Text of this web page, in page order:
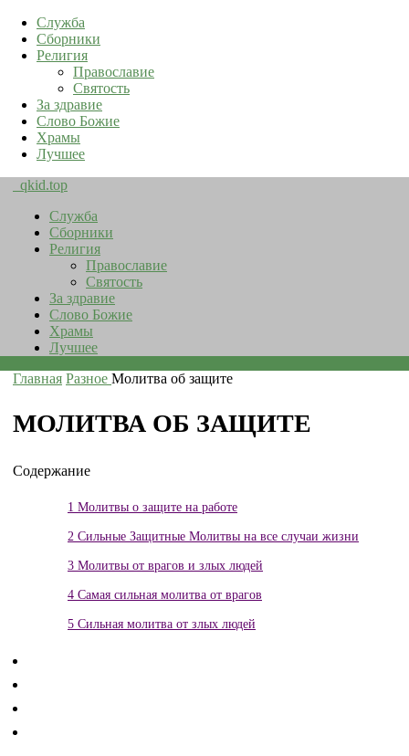
Служба
Сборники
Религия
Православие
Святость
За здравие
Слово Божие
Храмы
Лучшее
qkid.top
Служба
Сборники
Религия
Православие
Святость
За здравие
Слово Божие
Храмы
Лучшее
Главная Разное Молитва об защите
МОЛИТВА ОБ ЗАЩИТЕ
Содержание
1 Молитвы о защите на работе
2 Сильные Защитные Молитвы на все случаи жизни
3 Молитвы от врагов и злых людей
4 Самая сильная молитва от врагов
5 Сильная молитва от злых людей